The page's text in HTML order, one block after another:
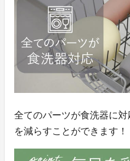
全てのパーツが食洗器に
を減らすことができます！